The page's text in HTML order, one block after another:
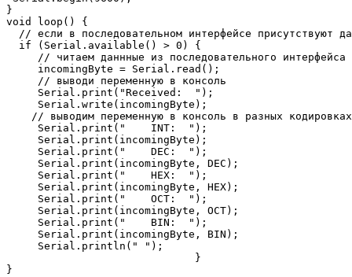
}
void loop() {
// если в последовательном интерфейсе присутствуют
  if (Serial.available() > 0) {
// читаем даннные из последовательного
     incomingByte = Serial.read();
     // выводи переменную в консоль
     Serial.print("Received:  ");
     Serial.write(incomingByte);
// выводим переменную в консоль в разных
     Serial.print("    INT:  ");
     Serial.print(incomingByte);
     Serial.print("    DEC:  ");
     Serial.print(incomingByte, DEC);
     Serial.print("    HEX:  ");
     Serial.print(incomingByte, HEX);
     Serial.print("    OCT:  ");
     Serial.print(incomingByte, OCT);
     Serial.print("    BIN:  ");
     Serial.print(incomingByte, BIN);
     Serial.println(" ");
                              }
}